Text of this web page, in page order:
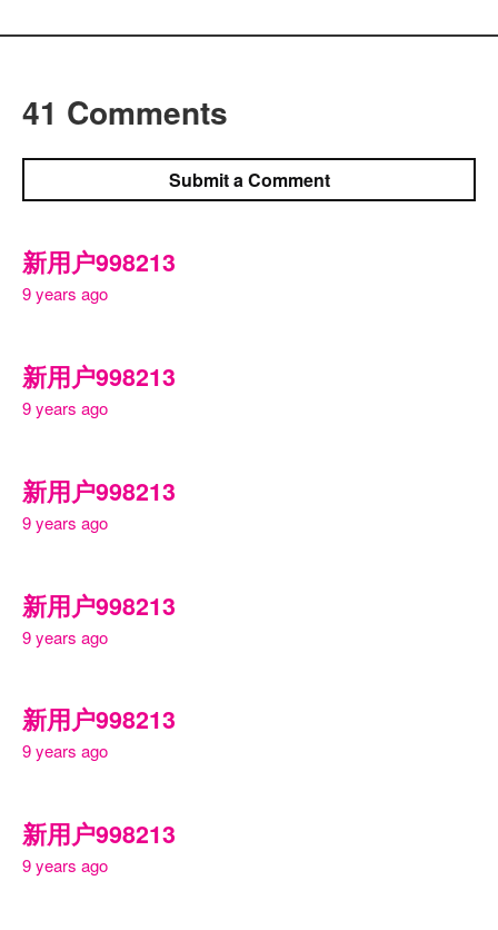
41 Comments
Submit a Comment
新用户998213
9 years ago
新用户998213
9 years ago
新用户998213
9 years ago
新用户998213
9 years ago
新用户998213
9 years ago
新用户998213
9 years ago